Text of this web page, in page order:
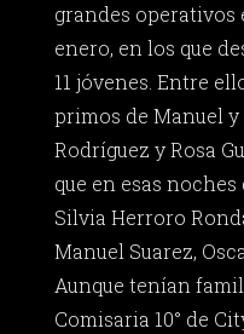
grandes operativos
enero, en los que
11 jóvenes. Entre
primos de Manuel
Rodríguez y Rosa
que en esas
Silvia Herroro
Manuel Suarez,
Aunque tenían
Comisaria 10° de